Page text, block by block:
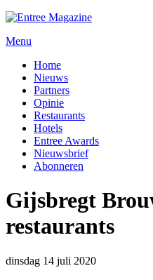
Menu
Home
Nieuws
Partners
Opinie
Restaurants
Hotels
Entree Awards
Nieuwsbrief
Abonneren
Gijsbregt
restaurants
dinsdag 14 juli 2020